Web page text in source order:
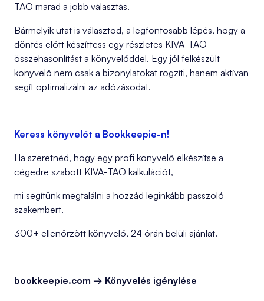
TAO marad a jobb választás.
Bármelyik utat is választod, a legfontosabb lépés, hogy a
döntés előtt készíttess egy részletes KIVA-TAO
összehasonlítást a könyvelőddel. Egy jól felkészült
könyvelő nem csak a bizonylatokat rögzíti, hanem aktívan
segít optimalizálni az adózásodat.
Keress könyvelőt a Bookkeepie-n!
Ha szeretnéd, hogy egy profi könyvelő elkészítse a
cégedre szabott KIVA-TAO kalkulációt,
mi segítünk megtalálni a hozzád leginkább passzoló
szakembert.
300+ ellenőrzött könyvelő, 24 órán belüli ajánlat.
bookkeepie.com → Könyvelés igénylése